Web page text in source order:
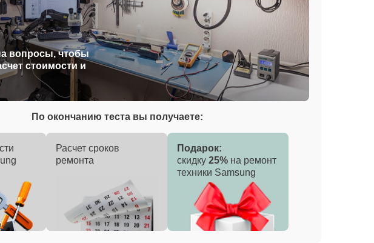
вопросы, чтобы
стоимости и
По окончанию теста вы получаете:
Расчет сроков
ремонта
Подарок:
скидку 25% на ремонт
техники Samsung